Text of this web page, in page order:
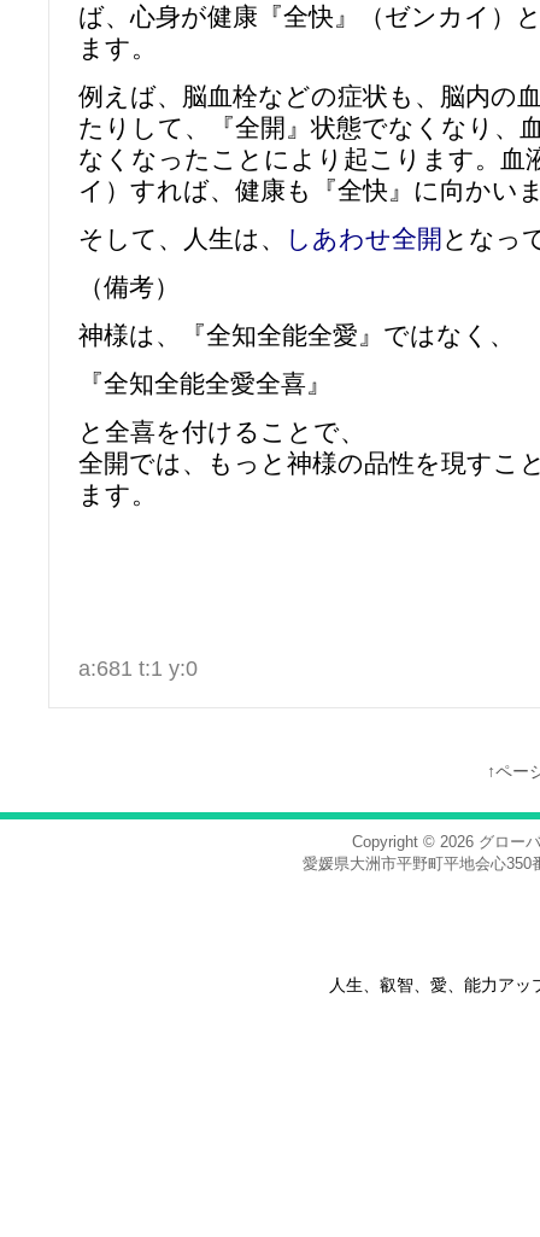
ば、心身が健康『全快』（ゼンカイ）
ます。
例えば、脳血栓などの症状も、脳内の
たりして、『全開』状態でなくなり、
なくなったことにより起こります。血
イ）すれば、健康も『全快』に向かい
そして、人生は、
しあわせ全開 となっ
（備考）
神様は、『全知全能全愛』ではなく、
『全知全能全愛全喜』
と全喜を付けることで、
全開では、もっと神様の品性を現すこ
ます。
a:681 t:1 y:0
↑ペー
Copyright © 2026 グロー
愛媛県大洲市平野町平地会心
人生、叡智、愛、能力ア